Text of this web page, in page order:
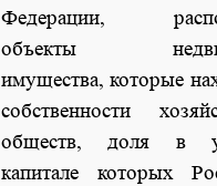
Федерации,
объекты
имущества, которые
собственности
обществ, доля в
капитале которых